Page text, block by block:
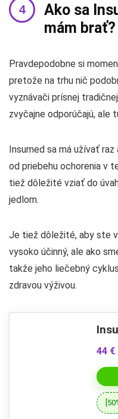
Ako sa
mám brať?
Pravdepodobne si
pretože na trhu nič
vyznávači prísnej
zvyčajne odporúčajú, ale
Insumed sa má užívať
od priebehu ochorenia v
tiež dôležité vziať do
jedlom.
Je tiež dôležité, aby ste
vysoko účinný, ale ako
takže jeho liečebný
zdravou výživou.
44 €